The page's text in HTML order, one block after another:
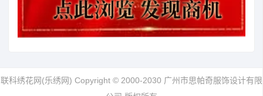
联科绣花网(乐绣网) Copyright © 2000-2030 广州市思帕奇服饰设计有限